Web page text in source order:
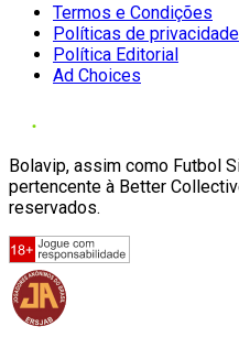
Termos e Condições
Políticas de privacidade
Política Editorial
Ad Choices
Bolavip, assim como Futbol
pertencente à Better
reservados.